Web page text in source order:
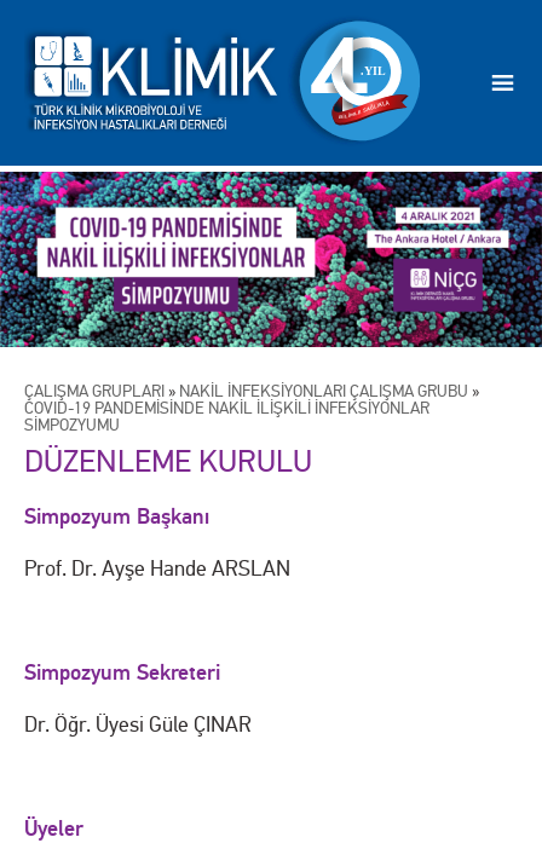
ÇALIŞMA GRUPLARI » NAKİL İNFEKSİYONLARI ÇALIŞMA GRUBU »
COVID-19 PANDEMİSİNDE NAKİL İLİŞKİLİ İNFEKSİYONLAR
SİMPOZYUMU
DÜZENLEME KURULU
Simpozyum Başkanı
Prof. Dr. Ayşe Hande ARSLAN
Simpozyum Sekreteri
Dr. Öğr. Üyesi Güle ÇINAR
Üyeler